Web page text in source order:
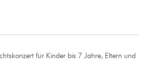
für Kinder bis 7 Jahre, Eltern und